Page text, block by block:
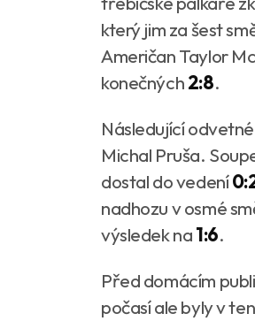
který jim za šest
Američan Taylor
konečných2:8.
Následující
Michal Pruša.
dostal do vedení
nadhozu v osmé
výsledek na1:6.
Před domácím
počasí ale byly v